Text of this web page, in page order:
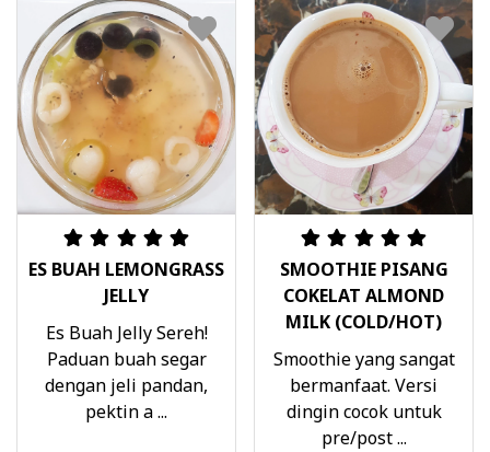
ES BUAH LEMONGRASS
JELLY
Es Buah Jelly Sereh!
Paduan buah segar
dengan jeli pandan,
pektin a ...
SMOOTHIE PISANG
COKELAT ALMOND
MILK (COLD/HOT)
Smoothie yang sangat
bermanfaat. Versi
dingin cocok untuk
pre/post ...